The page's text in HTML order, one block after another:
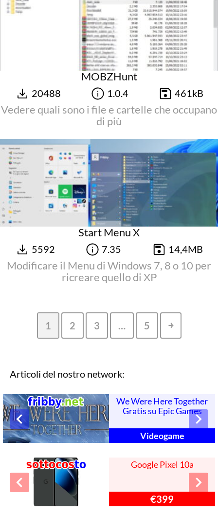
MOBZHunt
20488 1.0.4 461kB
Vedere quali sono i file e cartelle che occupano
di più
Start Menu X
5592 7.35 14,4MB
Modificare il Menu di Windows 7, 8 o 10 per
ricreare quello di XP
1 2 3 … 5 ￫
Articoli del nostro network:
We Were Here Together
Gratis su Epic Games
Videogame
Google Pixel 10a
€399